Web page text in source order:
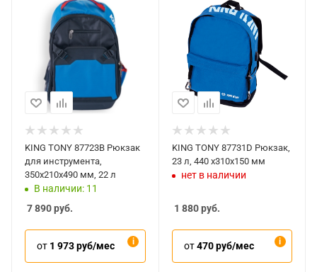
KING TONY 87723B Рюкзак
для инструмента,
350x210x490 мм, 22 л
В наличии: 11
7 890руб.
от 1 973 руб/мес
KING TONY 87731D Рюкзак,
23 л, 440 x310x150 мм
нет в наличии
1 880руб.
от470 руб/мес